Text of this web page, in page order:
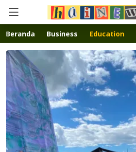
Inspirasi muda karya mandiri
Beranda Business Education